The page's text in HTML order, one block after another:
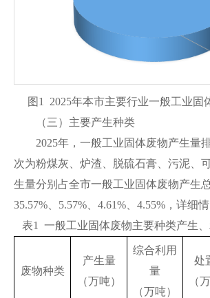
图1 2025年本市主要行业一般工业固
（三）主要产生种类
2025年，一般工业固体废物产生量
次为粉煤灰、炉渣、脱硫石膏、污泥、
生量分别占全市一般工业固体废物产生总
35.57%、5.57%、4.61%、4.55%，详细情
表1 一般工业固体废物主要种类产生
废物种类
产生量
（万吨）
综合利用
量
（万吨）
处
（